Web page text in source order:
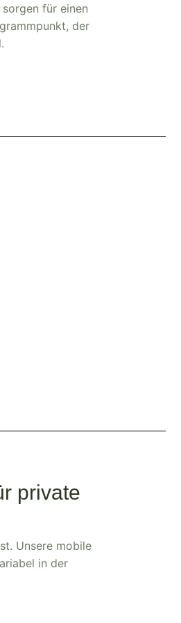
für einen
der
private
Unsere mobile
in der